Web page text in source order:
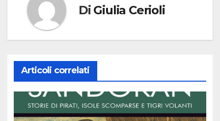
Di Giulia Cerioli
Articoli correlati